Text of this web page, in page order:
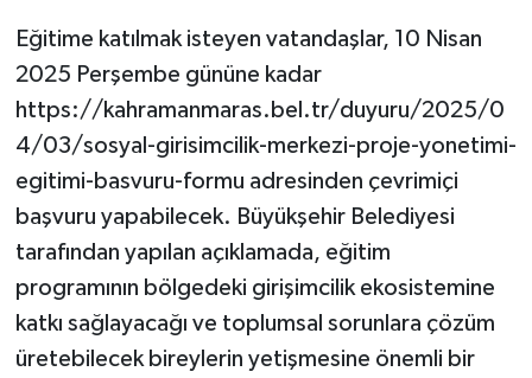
Eğitime katılmak isteyen vatandaşlar, 10 Nisan
2025 Perşembe gününe kadar
https://kahramanmaras.bel.tr/duyuru/2025/0
4/03/sosyal-girisimcilik-merkezi-proje-yonetimi-
egitimi-basvuru-formu adresinden çevrimiçi
başvuru yapabilecek. Büyükşehir Belediyesi
tarafından yapılan açıklamada, eğitim
programının bölgedeki girişimcilik ekosistemine
katkı sağlayacağı ve toplumsal sorunlara çözüm
üretebilecek bireylerin yetişmesine önemli bir